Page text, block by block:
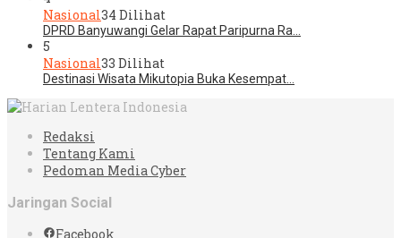
Nasional34 Dilihat
DPRD Banyuwangi Gelar Rapat Paripurna Ra…
5
Nasional33 Dilihat
Destinasi Wisata Mikutopia Buka Kesempat…
Redaksi
Tentang Kami
Pedoman Media Cyber
Jaringan Social
Facebook